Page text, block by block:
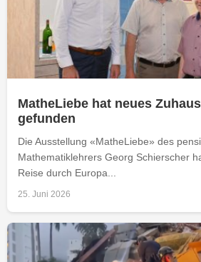
MatheLiebe hat neues
gefunden
Die Ausstellung «MatheLiebe» des
Mathematiklehrers Georg Schierscher
Reise durch Europa...
25. Juni 2026